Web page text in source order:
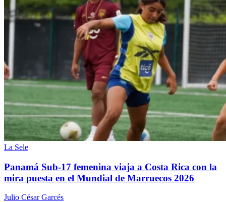
La Sele
Panamá Sub-17 femenina viaja a Costa Rica con la
mira puesta en el Mundial de Marruecos 2026
Julio César Garcés